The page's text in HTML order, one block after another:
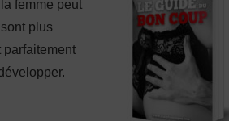
femme peut
plus